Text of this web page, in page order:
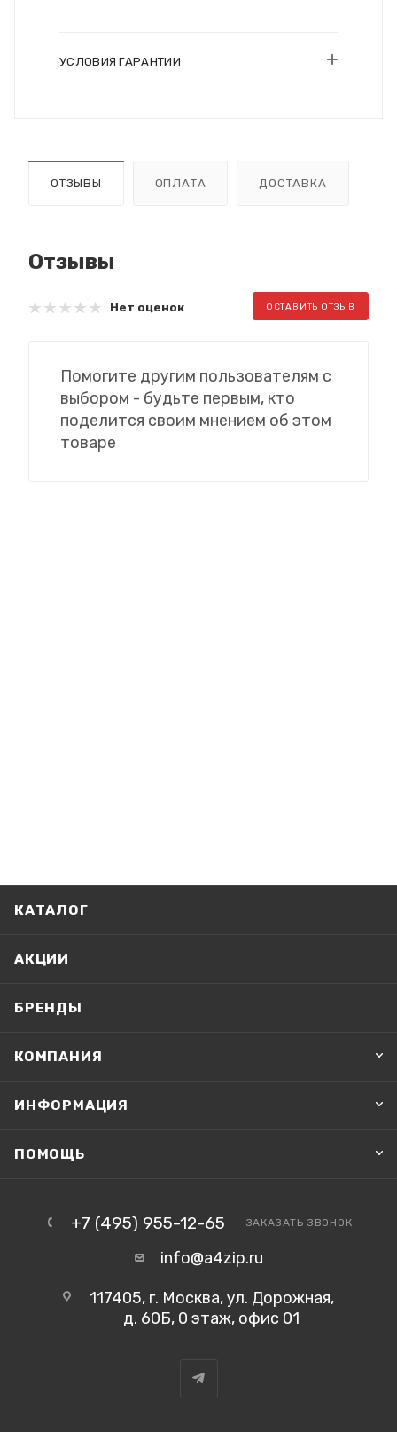
УСЛОВИЯ ГАРАНТИИ
ОТЗЫВЫ ОПЛАТА ДОСТАВКА
Отзывы
Нет оценок ОСТАВИТЬ ОТЗЫВ
Помогите другим пользователям с
выбором - будьте первым, кто
поделится своим мнением об этом
товаре
КАТАЛОГ
АКЦИИ
БРЕНДЫ
КОМПАНИЯ
ИНФОРМАЦИЯ
ПОМОЩЬ
+7 (495) 955-12-65 ЗАКАЗАТЬ ЗВОНОК
info@a4zip.ru
117405, г. Москва, ул. Дорожная,
д. 60Б, 0 этаж, офис 01